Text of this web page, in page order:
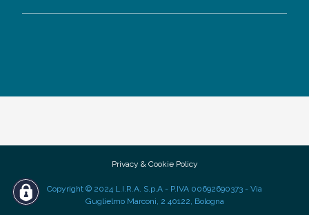
Privacy & Cookie Policy
Copyright © 2024 L.I.R.A. S.p.A - P.IVA 00692690373 - Via
Guglielmo Marconi, 2 40122, Bologna